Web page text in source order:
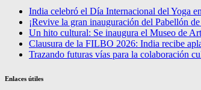
India celebró el Día Internacional del Yoga
¡Revive la gran inauguración del Pabellón
Un hito cultural: Se inaugura el Museo de
Clausura de la FILBO 2026: India recibe
Trazando futuras vías para la colaboración
Enlaces útiles